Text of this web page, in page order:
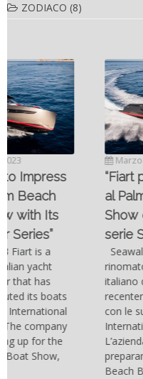
ZODIACO (8)
“Fiart pronta a stupire
al Palm Beach Boat
Show con la sua
serie Seawalker”
Seawalker 43 Fiart è un
rinomato produttore
italiano di yacht che ha
recentemente debuttato
con le sue barche al Miami
International Boat Show.
L’azienda si sta ora
preparando per il Palm
Beach Boat Show,...